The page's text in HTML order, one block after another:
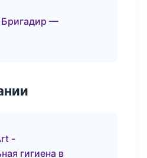
—
-
гигиена в